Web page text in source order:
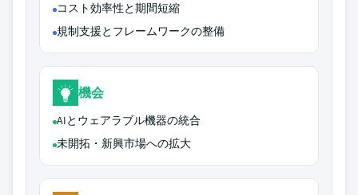
コスト効率性と期間短縮
規制支援とフレームワークの整備
機会
AIとウェアラブル機器の統合
未開拓・新興市場への拡大